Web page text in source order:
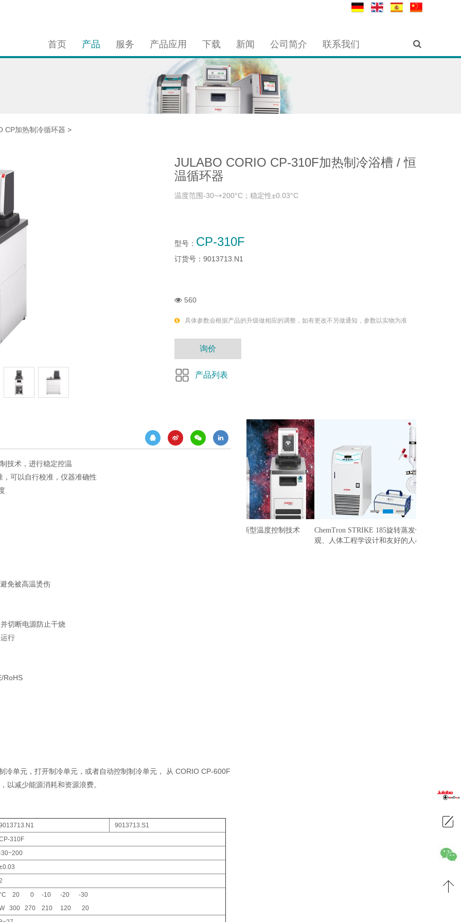
首页 产品 服务 产品应用 下载 新闻 公司简介 联系我们
CP加热制冷循环器 >
JULABO CORIO CP-310F加热制冷浴槽 / 恒
温循环器
温度范围-30~+200°C；稳定性±0.03°C
型号： CP-310F
订货号： 9013713.N1
560
具体参数会根据产品的升级做相应的调整，如有更改不另做通知，参数以实物为准
询价
产品列表
技术，进行稳定控温
可以自行校准，仪器准确性
免被高温烫伤
切断电源防止干烧
行
RoHS
单元，打开制冷单元，或者自动控制制冷单元， 从 CORIO CP-600F
以减少能源消耗和资源浪费。
9013713.S1
310F
30~200
20 0 -10 -20 -30
300 270 210 120 20
ChemTron STRIKE 185旋转蒸发仪， 拥有时尚的外
观、人体工程学设计和友好的人机互动体验。
1 2 3